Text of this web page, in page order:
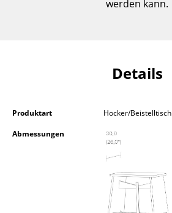
Kleinaufbewahrung
werden kann.
Details
Produktart
Hocker/Beistelltisch
Abmessungen